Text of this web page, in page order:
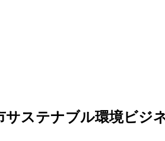
サステナブル環境ビジ